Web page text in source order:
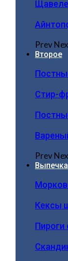
Prev
Второе
Стир-
Prev
Выпечка
Кексы
Пироги